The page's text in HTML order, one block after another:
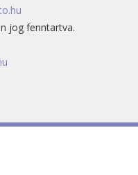
jog fenntartva.